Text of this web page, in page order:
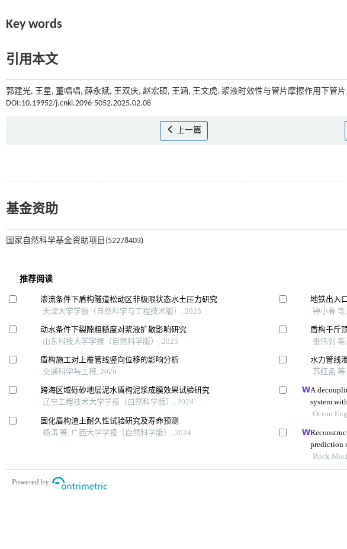
Key words
引用本文
郭建光, 王星, 董唱唱, 薛永斌, 王双庆, 赵宏硕, 王涵, 王文虎. 浆液时效性与管片摩擦作用下管片
DOI:10.19952/j.cnki.2096-5052.2025.02.08
上一篇
基金资助
国家自然科学基金资助项目(52278403)